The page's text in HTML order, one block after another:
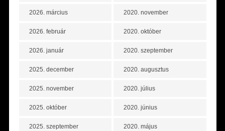
2026. március
2026. február
2026. január
2025. december
2025. november
2025. október
2025. szeptember
2020. november
2020. október
2020. szeptember
2020. augusztus
2020. július
2020. június
2020. május